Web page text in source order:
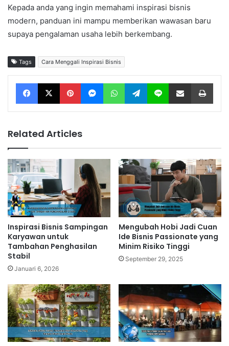
Kepada anda yang ingin memahami inspirasi bisnis
modern, panduan ini mampu memberikan wawasan baru
supaya pengalaman usaha lebih berkembang.
Tags Cara Menggali Inspirasi Bisnis
Facebook X Pinterest Messenger WhatsApp Telegram Line Share via Email
Related Articles
Inspirasi Bisnis Sampingan
Karyawan untuk
Tambahan Penghasilan
Stabil
Januari 6, 2026
Mengubah Hobi Jadi Cuan
Ide Bisnis Passionate yang
Minim Risiko Tinggi
September 29, 2025